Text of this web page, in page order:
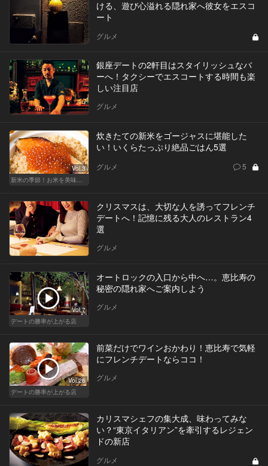
ける、遊び心溢れる隠れ家へ彼女をエスコ
ート
グルメ
銀座デートの2軒目はスタイリッシュなバ
ーへ！タクシーでエスコートする時間も楽
しい注目店
グルメ
Vol.3
炊きたての新米をゴージャスに堪能した
い！いくらたっぷり絶品ごはん5選
グルメ 5
クリスマスは、大切な人を誘ってフレンチ
デートへ！記憶に残る大人のレストラン4
選
グルメ
Vol.7
デートの勝率が上がる店
オートロックの入口から中へ…。恵比寿の
秘密の隠れ家へご案内しよう
グルメ
Vol.26
デートの勝率が上がる店
前菜だけでワインおかわり！恵比寿で気軽
にフレンチデートならココ！
グルメ
カリスマシェフの集大成、味わってみな
い？“東京イタリアン”を牽引するレジェン
ドの新店
グルメ